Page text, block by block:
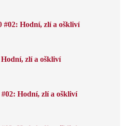
#02: Hodní, zlí a oškliví
Hodní, zlí a oškliví
#02: Hodní, zlí a oškliví